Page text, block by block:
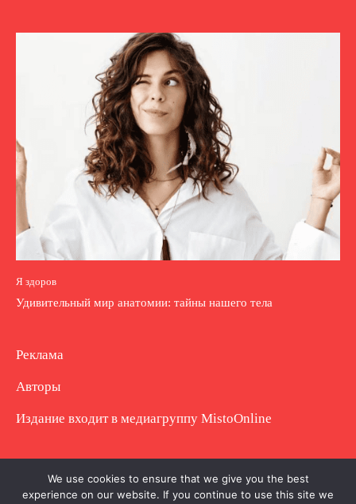
Я здоров
Удивительный мир анатомии: тайны нашего тела
Реклама
Авторы
Издание входит в медиагруппу MistoOnline
Copyright © Полное использование материала
запрещено. Частично разрешено с гиперссылкой.
We use cookies to ensure that we give you the best
experience on our website. If you continue to use this site we